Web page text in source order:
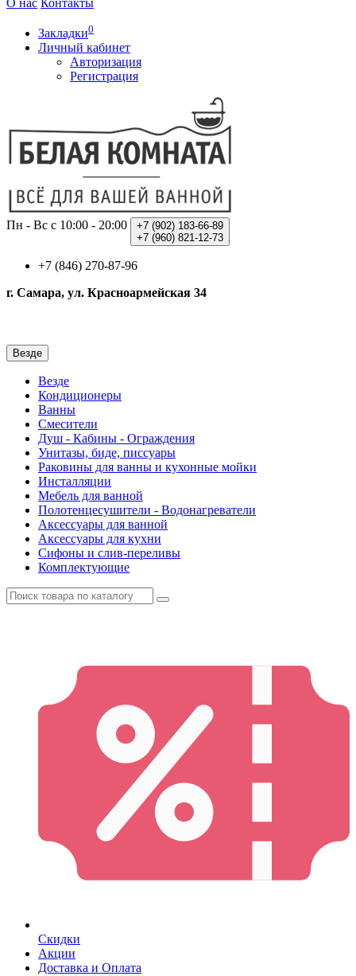
О нас Контакты
Закладки0
Личный кабинет
Авторизация
Регистрация
Пн - Вс с 10:00 - 20:00 +7 (902) 183-66-89
+7 (960) 821-12-73
+7 (846) 270-87-96
г. Самара, ул. Красноармейская 34
Везде
Везде
Кондиционеры
Ванны
Смесители
Душ - Кабины - Ограждения
Унитазы, биде, писсуары
Раковины для ванны и кухонные мойки
Инсталляции
Мебель для ванной
Полотенцесушители - Водонагреватели
Аксессуары для ванной
Аксессуары для кухни
Сифоны и слив-переливы
Комплектующие
Скидки
Акции
Доставка и Оплата